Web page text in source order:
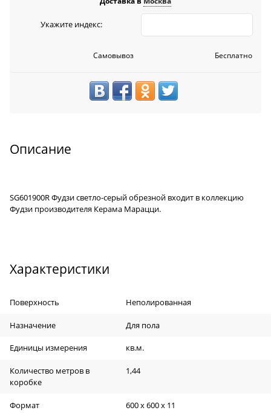
Укажите индекс:
Самовывоз Бесплатно
Описание
SG601900R Фудзи светло-серый обрезной входит в коллекцию
Фудзи производителя Керама Марацци.
Характеристики
Поверхность Неполированная
Назначение Для пола
Единицы измерения кв.м.
Количество метров в
коробке
1,44
Формат 600 х 600 х 11